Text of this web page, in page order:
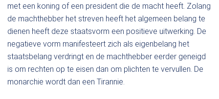
met een koning of een president die de macht heeft. Zolang
de machthebber het streven heeft het algemeen belang te
dienen heeft deze staatsvorm een positieve uitwerking. De
negatieve vorm manifesteert zich als eigenbelang het
staatsbelang verdringt en de machthebber eerder geneigd
is om rechten op te eisen dan om plichten te vervullen. De
monarchie wordt dan een Tirannie.